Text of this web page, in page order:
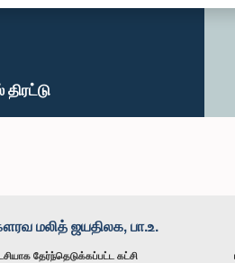
மலித் ஜயதிலக, பா.உ.
தேர்ந்தெடுக்கப்பட்ட கட்சி